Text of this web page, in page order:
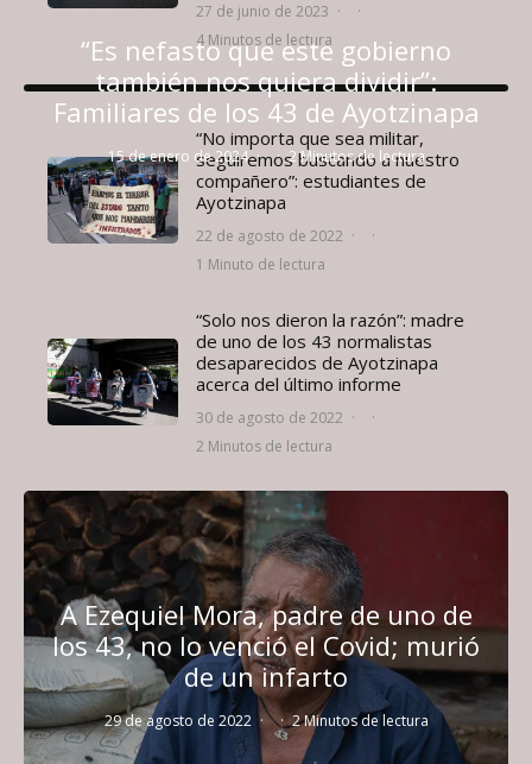
27 de junio de 2023 ·
·
4 Minutos de lectura
“Es nefasto que este gobierno
también nos quiera dividir”:
Familiares de los 43 de Ayotzinapa
15 de enero de 2024 · · 2 Minutos de lectura
“No importa que sea militar,
seguiremos buscando a nuestro
compañero”: estudiantes de
Ayotzinapa
22 de agosto de 2022 ·
·
1 Minuto de lectura
“Solo nos dieron la razón”: madre
de uno de los 43 normalistas
desaparecidos de Ayotzinapa
acerca del último informe
30 de agosto de 2022 ·
·
2 Minutos de lectura
A Ezequiel Mora, padre de uno de
los 43, no lo venció el Covid; murió
de un infarto
29 de agosto de 2022 · · 2 Minutos de lectura